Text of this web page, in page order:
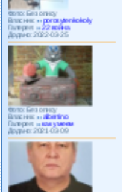
Фото: Без опису
Власник:
porosytenkokoly
Галерея:
22 война
Додано: 2022-03-25
Фото: Без опису
Власник:
albertino
Галерея:
как умеем
Додано: 2021-03-09